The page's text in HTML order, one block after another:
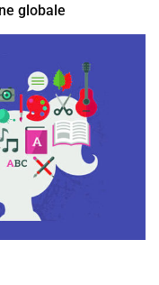
globale